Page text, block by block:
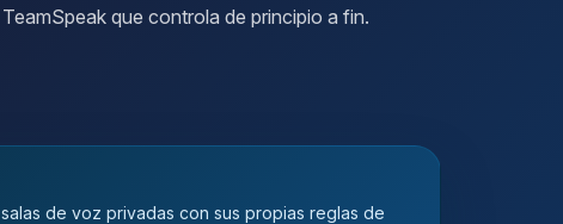
que controla de principio a fin.
de voz privadas con sus propias reglas de